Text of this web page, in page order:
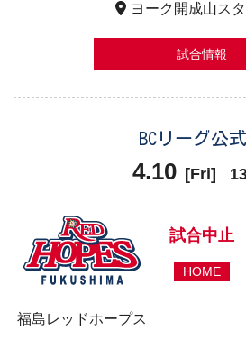
ヨーク開成山ス
試合情報
BCリーグ公
4.10 [Fri]
福島レッドホープス
試合中止
HOME